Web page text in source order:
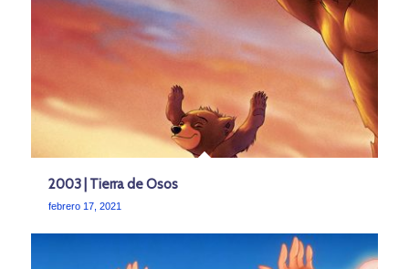
2003 | Tierra de Osos
febrero 17, 2021